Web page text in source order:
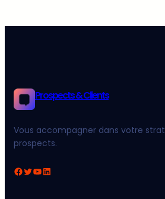
Prospects & Clients
Vous accompagner dans votre
prospects.
Facebook Twitter YouTube LinkedIn